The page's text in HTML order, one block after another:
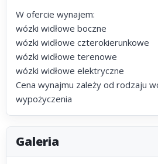
W ofercie wynajem:
wózki widłowe boczne
wózki widłowe czterokierunkowe
wózki widłowe terenowe
wózki widłowe elektryczne
Cena wynajmu zależy od rodzaju
wypożyczenia
Galeria